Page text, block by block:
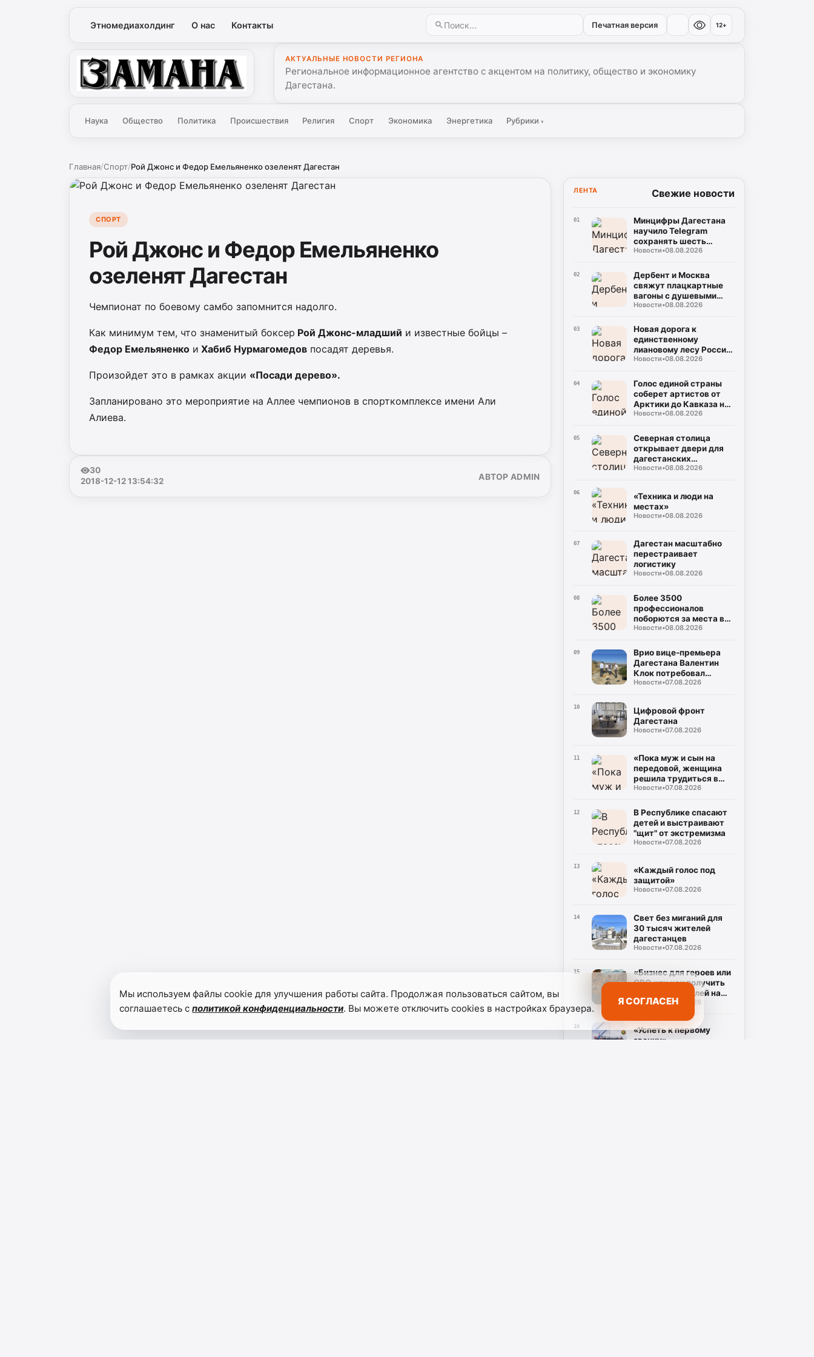
Этномедиахолдинг О нас Контакты Печатная версия 12+
Замана
АКТУАЛЬНЫЕ НОВОСТИ РЕГИОНА
Региональное информационное агентство с акцентом на политику, общество и экономику
Дагестана.
Наука Общество Политика Происшествия Религия Спорт Экономика Энергетика Рубрики▾
Главная/Спорт/Рой Джонс и Федор Емельяненко озеленят Дагестан
СПОРТ
Рой Джонс и Федор Емельяненко
озеленят Дагестан
Чемпионат по боевому самбо запомнится надолго.
Как минимум тем, что знаменитый боксер Рой Джонс-младший и известные бойцы –
Федор Емельяненко и Хабиб Нурмагомедов посадят деревья.
Произойдет это в рамках акции «Посади дерево».
Запланировано это мероприятие на Аллее чемпионов в спорткомплексе имени Али
Алиева.
30
2018-12-12 13:54:32
АВТОР ADMIN
ЛЕНТА Свежие новости
01
Минцифры Дагестана
научило Telegram
сохранять шесть
национальных языков
Новости•08.08.2026
02
Дербент и Москва
свяжут плацкартные
вагоны с душевыми
кабинами
Новости•08.08.2026
03
Новая дорога к
единственному
лиановому лесу России
укладывается
Дагестане
Новости•08.08.2026
04
Голос единой страны
соберет артистов от
Арктики до Кавказа на
фестивале «МЫ» в
Новости•08.08.2026
05
Северная столица
открывает двери для
дагестанских
школьников
Новости•08.08.2026
06
«Техника и люди на
местах»
Новости•08.08.2026
07
Дагестан масштабно
перестраивает
логистику
Новости•08.08.2026
08
Более 3500
профессионалов
поборются за места в
управленческом
Новости•08.08.2026
09
Врио вице-премьера
Дагестана Валентин
Клок потребовал
устранить замечания
Новости•07.08.2026
10
Цифровой фронт
Дагестана
Новости•07.08.2026
11
«Пока муж и сын на
передовой, женщина
решила трудиться в
тылу»
Новости•07.08.2026
12
В Республике спасают
детей и выстраивают
"щит" от экстремизма
Новости•07.08.2026
13
«Каждый голос под
защитой»
Новости•07.08.2026
14
Свет без миганий для
30 тысяч жителей
дагестанцев
Новости•07.08.2026
15
«Бизнес для героев или
СВО или как получить
350 тысяч рублей на
свое дело без справок о
Новости•07.08.2026
16
«Успеть к первому
звонку»
Мы используем файлы cookie для улучшения работы сайта. Продолжая пользоваться сайтом, вы
соглашаетесь сполитикой конфиденциальности. Вы можете отключить cookies в настройках браузера.
Я СОГЛАСЕН